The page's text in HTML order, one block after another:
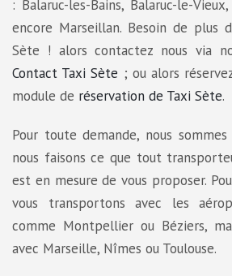
: Balaruc-les-Bains, Balaruc-le-
encore Marseillan. Besoin de plus
Sète ! alors contactez nous via
Contact Taxi Sète ; ou alors
module de réservation de Taxi Sète.
Pour toute demande, nous
nous faisons ce que tout
est en mesure de vous proposer.
vous transportons avec les
comme Montpellier ou Béziers,
avec Marseille, Nîmes ou Toulouse.